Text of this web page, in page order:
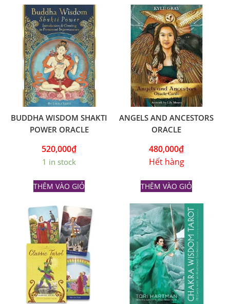
BUDDHA WISDOM SHAKTI
POWER ORACLE
520,000₫
1 in stock
THÊM VÀO GIỎ
ANGELS AND ANCESTORS
ORACLE
480,000₫
Hết hàng
THÊM VÀO GIỎ